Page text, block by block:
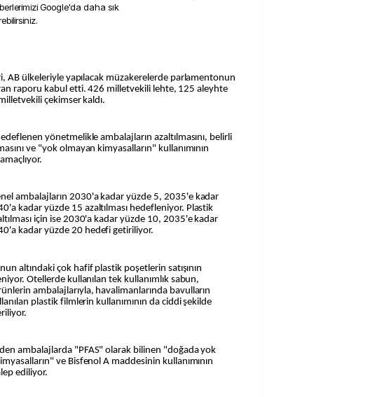
Google'da daha sık
AB ülkeleriyle yapılacak müzakerelerde parlamentonun
raporu kabul etti. 426 milletvekili lehte, 125 aleyhte
çekimser kaldı.
yönetmelikle ambalajların azaltılmasını, belirli
ve "yok olmayan kimyasalların" kullanımının
ambalajların 2030'a kadar yüzde 5, 2035'e kadar
kadar yüzde 15 azaltılması hedefleniyor. Plastik
için ise 2030'a kadar yüzde 10, 2035'e kadar
kadar yüzde 20 hedefi getiriliyor.
altındaki çok hafif plastik poşetlerin satışının
Otellerde kullanılan tek kullanımlık sabun,
ambalajlarıyla, havalimanlarında bavulların
plastik filmlerin kullanımının da ciddi şekilde
ambalajlarda "PFAS" olarak bilinen "doğada yok
ve Bisfenol A maddesinin kullanımının
ediliyor.